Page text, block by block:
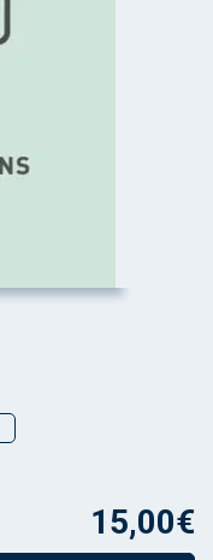
15,00€